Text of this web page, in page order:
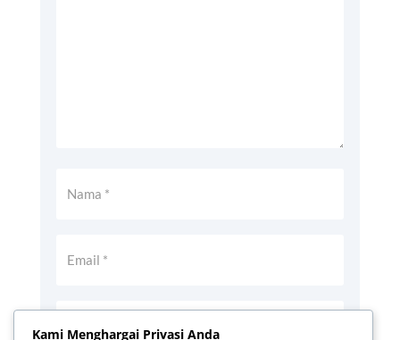
Kami Menghargai Privasi Anda